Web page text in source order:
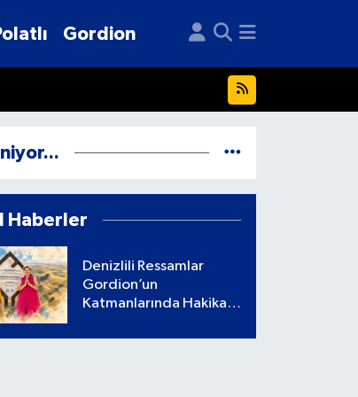
Gordion
Haberler
Denizlili Ressamlar
Gordion’un
Katmanlarında Hakikati